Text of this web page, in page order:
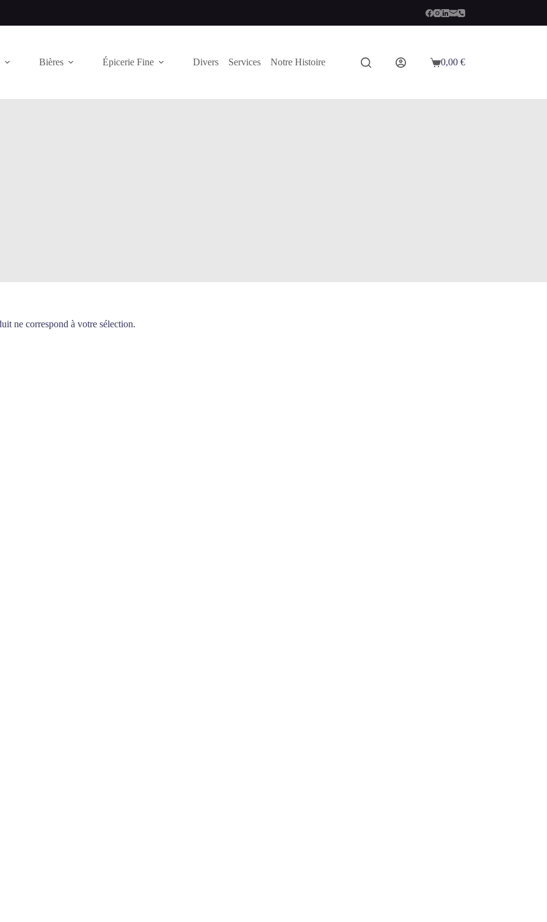
Bières Épicerie Fine Divers Services Notre Histoire
Panier
0,00 €
ne correspond à votre sélection.